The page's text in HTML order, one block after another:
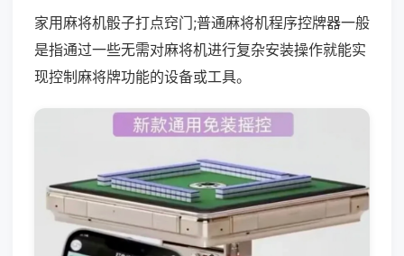
家用麻将机骰子打点窍门;普通麻将机程序控牌器一般
是指通过一些无需对麻将机进行复杂安装操作就能实
现控制麻将牌功能的设备或工具。